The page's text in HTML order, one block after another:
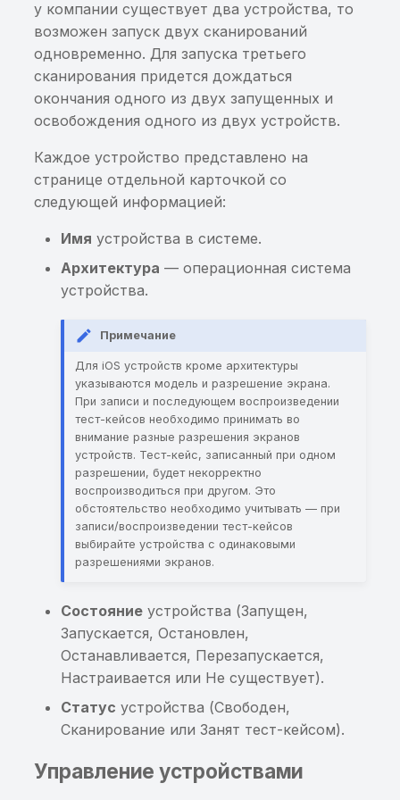
Интеграция c Burp
Интеграция с Appium
Передача sensitive-
информации в Private
BroadcastReceiver
Передача sensitive-
параметрах SQL-
приложения
шифрования базы
данных
Перехват пароля
шифрования базы
данных
Приложение
сетевые соединения
Небезопасная
конфигурация
взаимодействия
выполнение
произвольного кода в
Хранение sensitive-
информации в кэше
клавиатуры
Хранение sensitive-
NSUserDefaults
приватном файле
Хранение
чувствительной
информации в Binary
Cookies
Хранение sensitive-
информации в
Небезопасный класс
Хранение или
использование ранее
найденной
информации
запрещает
у компании существует два устройства, то
возможен запуск двух сканирований
одновременно. Для запуска третьего
сканирования придется дождаться
окончания одного из двух запущенных и
освобождения одного из двух устройств.
Каждое устройство представлено на
странице отдельной карточкой со
следующей информацией:
Имя устройства в системе.
Архитектура — операционная система
устройства.
Примечание
Для iOS устройств кроме архитектуры
указываются модель и разрешение экрана.
При записи и последующем воспроизведении
тест-кейсов необходимо принимать во
внимание разные разрешения экранов
устройств. Тест-кейс, записанный при одном
разрешении, будет некорректно
воспроизводиться при другом. Это
обстоятельство необходимо учитывать — при
записи/воспроизведении тест-кейсов
выбирайте устройства с одинаковыми
разрешениями экранов.
Состояние устройства (Запущен,
Запускается, Остановлен,
Останавливается, Перезапускается,
Настраивается или Не существует).
Статус устройства (Свободен,
Сканирование или Занят тест-кейсом).
Управление устройствами